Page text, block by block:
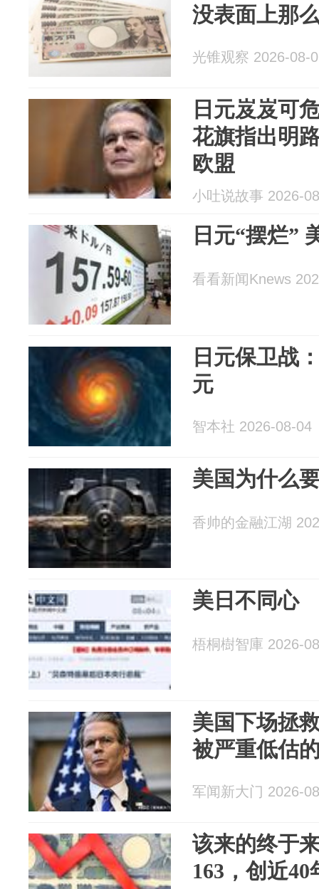
没表面上那
光锥观察 2026-08-
日元岌岌可
花旗指出明
欧盟
小吐说故事 2026-
日元“摆烂”
看看新闻Knews
日元保卫战
元
智本社 2026-08-04
美国为什么
香帅的金融江湖
美日不同心
梧桐樹智庫 2026-
美国下场拯
被严重低估
军闻新大门 2026-
该来的终于
163，创近40